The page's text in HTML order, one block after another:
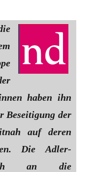
haben ihn
Beseitigung der
auf deren
Die Adler-
an die